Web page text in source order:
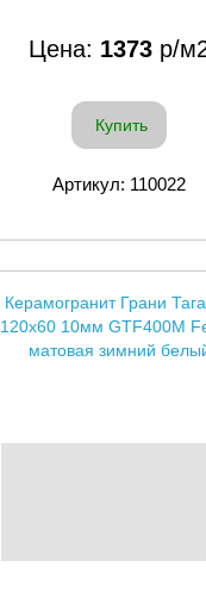
Цена: 1373 р/
Купить
Артикул: 110022
Керамогранит Грани
120x60 10мм GTF400М
матовая зимний